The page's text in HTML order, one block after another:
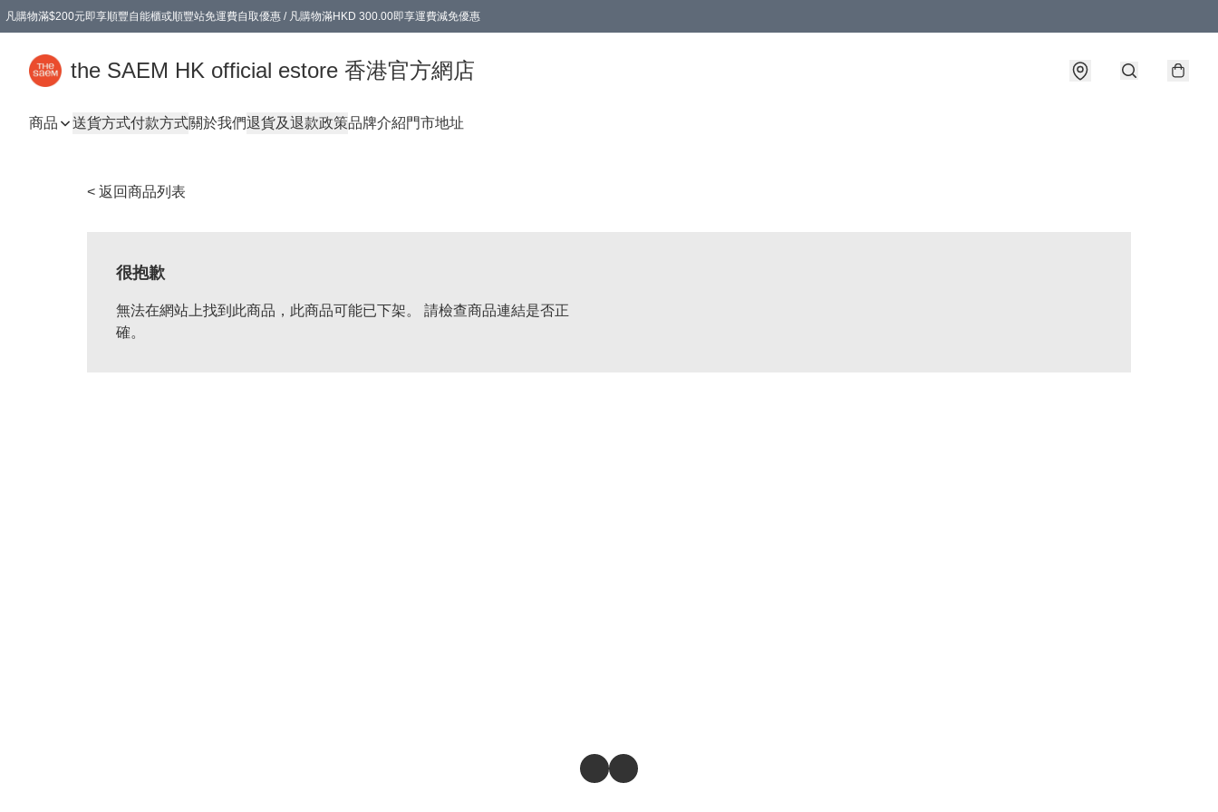
凡購物滿$200元即享順豐自能櫃或順豐站免運費自取優惠 / 凡購物滿HKD 300.00即享運費減免優惠
the SAEM HK official estore 香港官方網店
商品 送貨方式付款方式關於我們退貨及退款政策品牌介紹門市地址
< 返回商品列表
很抱歉
無法在網站上找到此商品，此商品可能已下架。 請檢查商品連結是否正
確。